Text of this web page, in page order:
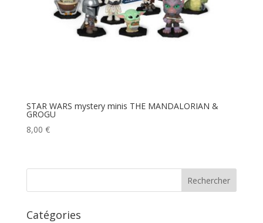
STAR WARS mystery minis THE MANDALORIAN &
GROGU
8,00 €
Catégories